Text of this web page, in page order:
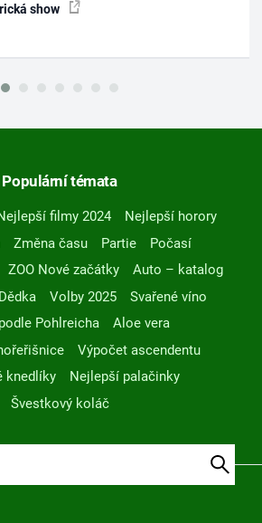
show
Populární témata
filmy 2024
Nejlepší horory
Změna času Partie
Počasí
ZOO Nové začátky
Auto – katalog
Volby 2025
Svařené víno
Pohlreicha
Aloe vera
Výpočet ascendentu
knedlíky
Nejlepší palačinky
Švestkový koláč